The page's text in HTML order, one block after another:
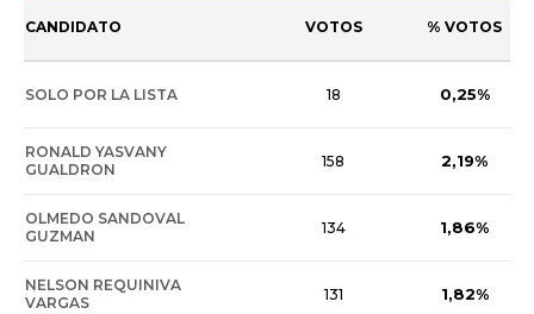
CANDIDATO VOTOS % VOTOS
SOLO POR LA LISTA 18 0,25%
RONALD YASVANY
GUALDRON
158 2,19%
OLMEDO SANDOVAL
GUZMAN
134 1,86%
NELSON REQUINIVA
VARGAS
131 1,82%